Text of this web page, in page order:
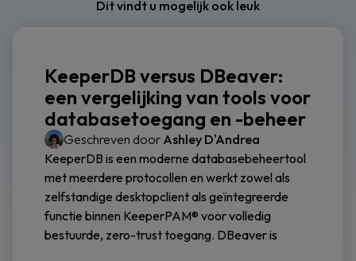
Dit vindt u mogelijk ook leuk
KeeperDB versus DBeaver:
een vergelijking van tools voor
databasetoegang en -beheer
Geschreven door Ashley D'Andrea
KeeperDB is een moderne databasebeheertool
met meerdere protocollen en werkt zowel als
zelfstandige desktopclient als geïntegreerde
functie binnen KeeperPAM® voor volledig
bestuurde, zero-trust toegang. DBeaver is